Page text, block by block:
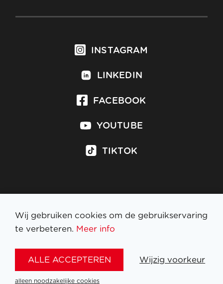
INSTAGRAM
LINKEDIN
FACEBOOK
YOUTUBE
TIKTOK
Inschrijven op nieuwsbrief
Wij gebruiken cookies om de gebruikservaring
te verbeteren. Meer info
ALLE ACCEPTEREN Wijzig voorkeur
alleen noodzakelijke cookies